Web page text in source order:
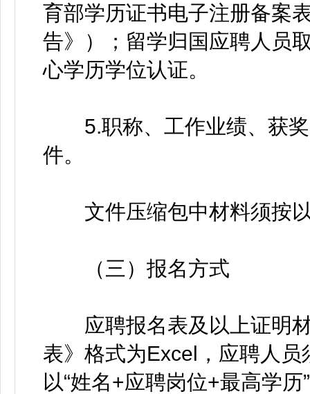
育部学历证书电子注册备案
告》）；留学归国应聘人员
心学历学位认证。
5.职称、工作业绩、获奖
件。
文件压缩包中材料须按以
（三）报名方式
应聘报名表及以上证明材
表》格式为Excel，应聘人
以“姓名+应聘岗位+最高学